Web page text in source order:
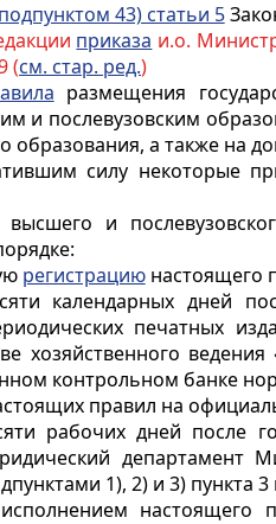
подпунктом 43) статьи 5
приказа и.о.
(см. стар. ред.)
размещения
и послевузовским
образования, а также на
силу некоторые
и
регистрациюнастоящего
календарных дней
печатных
хозяйственного
контрольном банке
правил на
рабочих дней после
департамент
1), 2) и 3) пункта
настоящего